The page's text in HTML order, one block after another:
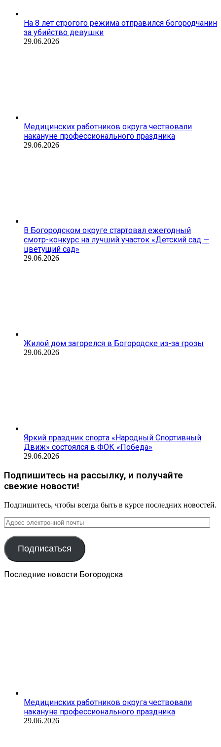
На 8 лет строгого режима отправился богородчанин
за убийство девушки
29.06.2026
Медицинских работников округа чествовали
накануне профессионального праздника
29.06.2026
В Богородском округе стартовал ежегодный
смотр-конкурс на лучший участок «Детский сад —
цветущий сад»
29.06.2026
Жилой дом загорелся в Богородске из-за грозы
29.06.2026
Яркий праздник спорта «Народный Спортивный
Движ» состоялся в ФОК «Победа»
29.06.2026
Подпишитесь на рассылку, и получайте
свежие новости!
Подпишитесь, чтобы всегда быть в курсе последних новостей.
Адрес
электронной
почты
Подписаться
Последние новости Богородска
Медицинских работников округа чествовали
накануне профессионального праздника
29.06.2026